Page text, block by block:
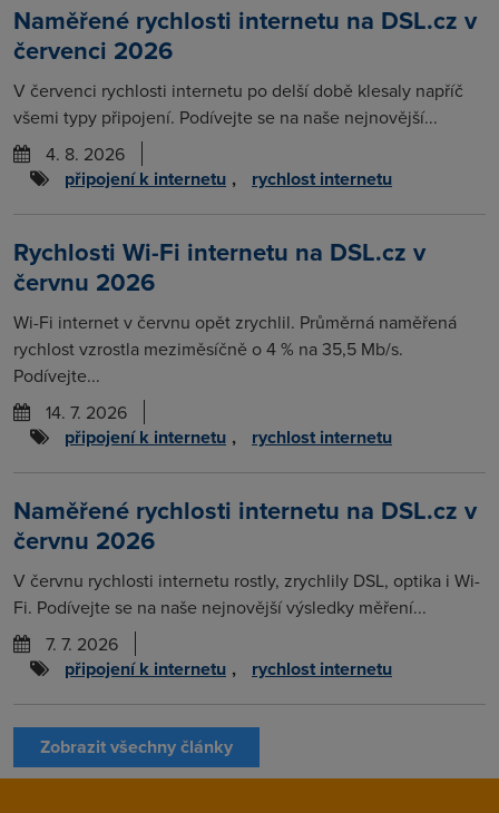
Naměřené rychlosti internetu na DSL.cz v
červenci 2026
V červenci rychlosti internetu po delší době klesaly napříč
všemi typy připojení. Podívejte se na naše nejnovější...
4. 8. 2026
připojení k internetu , rychlost internetu
Rychlosti Wi-Fi internetu na DSL.cz v
červnu 2026
Wi-Fi internet v červnu opět zrychlil. Průměrná naměřená
rychlost vzrostla meziměsíčně o 4 % na 35,5 Mb/s.
Podívejte...
14. 7. 2026
připojení k internetu , rychlost internetu
Naměřené rychlosti internetu na DSL.cz v
červnu 2026
V červnu rychlosti internetu rostly, zrychlily DSL, optika i Wi-
Fi. Podívejte se na naše nejnovější výsledky měření...
7. 7. 2026
připojení k internetu , rychlost internetu
Zobrazit všechny články